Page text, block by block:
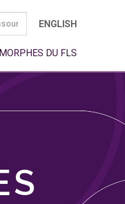
ENGLISH
DU FLS